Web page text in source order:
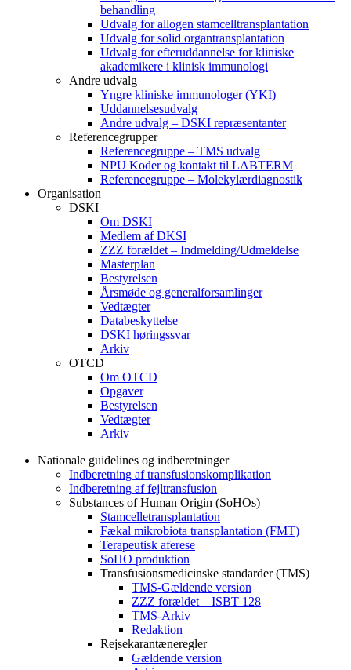
behandling
Udvalg for allogen stamcelltransplantation
Udvalg for solid organtransplantation
Udvalg for efteruddannelse for kliniske
akademikere i klinisk immunologi
Andre udvalg
Yngre kliniske immunologer (YKI)
Uddannelsesudvalg
Andre udvalg – DSKI repræsentanter
Referencegrupper
Referencegruppe – TMS udvalg
NPU Koder og kontakt til LABTERM
Referencegruppe – Molekylærdiagnostik
Organisation
DSKI
Om DSKI
Medlem af DKSI
ZZZ forældet – Indmelding/Udmeldelse
Masterplan
Bestyrelsen
Årsmøde og generalforsamlinger
Vedtægter
Databeskyttelse
DSKI høringssvar
Arkiv
OTCD
Om OTCD
Opgaver
Bestyrelsen
Vedtægter
Arkiv
Nationale guidelines og indberetninger
Indberetning af transfusionskomplikation
Indberetning af fejltransfusion
Substances of Human Origin (SoHOs)
Stamcelletransplantation
Fækal mikrobiota transplantation (FMT)
Terapeutisk aferese
SoHO produktion
Transfusionsmedicinske standarder (TMS)
TMS-Gældende version
ZZZ forældet – ISBT 128
TMS-Arkiv
Redaktion
Rejsekarantæneregler
Gældende version